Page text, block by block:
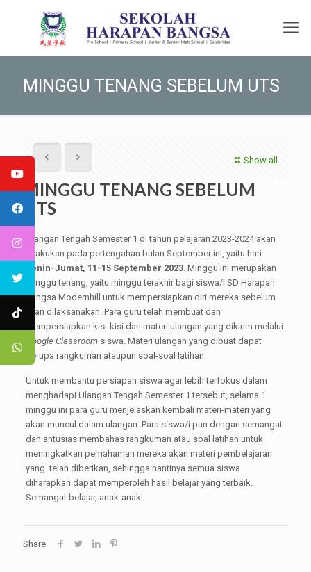
MINGGU TENANG SEBELUM UTS
Show all
MINGGU TENANG SEBELUM
UTS
Ulangan Tengah Semester 1 di tahun pelajaran 2023-2024 akan
dilakukan pada pertengahan bulan September ini, yaitu hari
Senin-Jumat, 11-15 September 2023. Minggu ini merupakan
minggu tenang, yaitu minggu terakhir bagi siswa/i SD Harapan
Bangsa Modernhill untuk mempersiapkan diri mereka sebelum
ujian dilaksanakan. Para guru telah membuat dan
mempersiapkan kisi-kisi dan materi ulangan yang dikirim melalui
Google Classroom siswa. Materi ulangan yang dibuat dapat
berupa rangkuman ataupun soal-soal latihan.
Untuk membantu persiapan siswa agar lebih terfokus dalam
menghadapi Ulangan Tengah Semester 1 tersebut, selama 1
minggu ini para guru menjelaskan kembali materi-materi yang
akan muncul dalam ulangan. Para siswa/i pun dengan semangat
dan antusias membahas rangkuman atau soal latihan untuk
meningkatkan pemahaman mereka akan materi pembelajaran
yang telah diberikan, sehingga nantinya semua siswa
diharapkan dapat memperoleh hasil belajar yang terbaik.
Semangat belajar, anak-anak!
Share